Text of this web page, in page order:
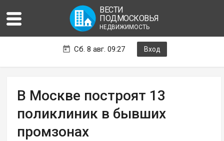
ВЕСТИ
ПОДМОСКОВЬЯ
НЕДВИЖИМОСТЬ
Сб. 8 авг. 09:27 Вход
В Москве построят 13
поликлиник в бывших
промзонах